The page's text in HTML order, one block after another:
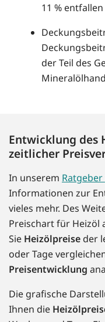
11 %
der Teil des
Entwicklung des
zeitlicher
In unserem Ratgeber
Informationen zur
vieles mehr. Des
Preischart für Heizöl
Sie Heizölpreise der
oder Tage
Preisentwicklung
Die grafische
Ihnen die